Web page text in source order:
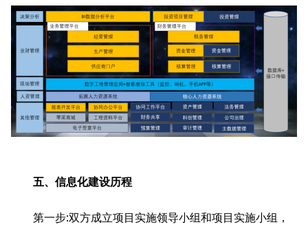
五、信息化建设历程
第一步:双方成立项目实施领导小组和项目实施小组，